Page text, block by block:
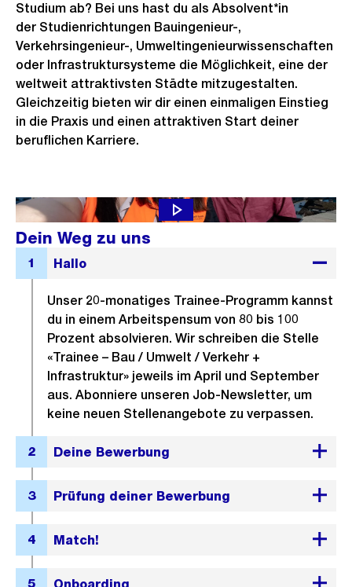
Studium ab? Bei uns hast du als Absolvent*in
der Studienrichtungen Bauingenieur-,
Verkehrsingenieur-, Umweltingenieurwissenschaften
oder Infrastruktursysteme die Möglichkeit, eine der
weltweit attraktivsten Städte mitzugestalten.
Gleichzeitig bieten wir dir einen einmaligen Einstieg
in die Praxis und einen attraktiven Start deiner
beruflichen Karriere.
Dein Weg zu uns
Unser 20-monatiges Trainee-Programm kannst
du in einem Arbeitspensum von 80 bis 100
Prozent absolvieren. Wir schreiben die Stelle
«Trainee – Bau / Umwelt / Verkehr +
Infrastruktur» jeweils im April und September
aus. Abonniere unseren Job-Newsletter, um
keine neuen Stellenangebote zu verpassen.